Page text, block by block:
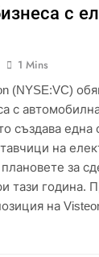
с
1 Mins
(NYSE:VC)
с
създава
на
за
тази година.
на